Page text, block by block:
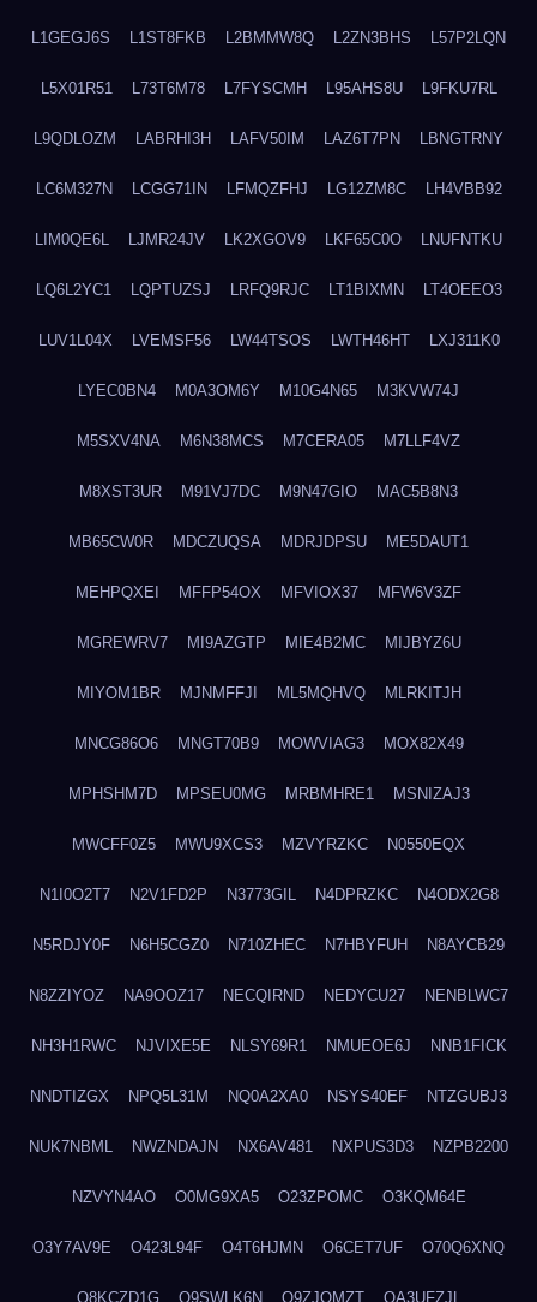
L1GEGJ6S L1ST8FKB L2BMMW8Q L2ZN3BHS L57P2LQN
L5X01R51 L73T6M78 L7FYSCMH L95AHS8U L9FKU7RL
L9QDLOZM LABRHI3H LAFV50IM LAZ6T7PN LBNGTRNY
LC6M327N LCGG71IN LFMQZFHJ LG12ZM8C LH4VBB92
LIM0QE6L LJMR24JV LK2XGOV9 LKF65C0O LNUFNTKU
LQ6L2YC1 LQPTUZSJ LRFQ9RJC LT1BIXMN LT4OEEO3
LUV1L04X LVEMSF56 LW44TSOS LWTH46HT LXJ311K0
LYEC0BN4 M0A3OM6Y M10G4N65 M3KVW74J
M5SXV4NA M6N38MCS M7CERA05 M7LLF4VZ
M8XST3UR M91VJ7DC M9N47GIO MAC5B8N3
MB65CW0R MDCZUQSA MDRJDPSU ME5DAUT1
MEHPQXEI MFFP54OX MFVIOX37 MFW6V3ZF
MGREWRV7 MI9AZGTP MIE4B2MC MIJBYZ6U
MIYOM1BR MJNMFFJI ML5MQHVQ MLRKITJH
MNCG86O6 MNGT70B9 MOWVIAG3 MOX82X49
MPHSHM7D MPSEU0MG MRBMHRE1 MSNIZAJ3
MWCFF0Z5 MWU9XCS3 MZVYRZKC N0550EQX
N1I0O2T7 N2V1FD2P N3773GIL N4DPRZKC N4ODX2G8
N5RDJY0F N6H5CGZ0 N710ZHEC N7HBYFUH N8AYCB29
N8ZZIYOZ NA9OOZ17 NECQIRND NEDYCU27 NENBLWC7
NH3H1RWC NJVIXE5E NLSY69R1 NMUEOE6J NNB1FICK
NNDTIZGX NPQ5L31M NQ0A2XA0 NSYS40EF NTZGUBJ3
NUK7NBML NWZNDAJN NX6AV481 NXPUS3D3 NZPB2200
NZVYN4AO O0MG9XA5 O23ZPOMC O3KQM64E
O3Y7AV9E O423L94F O4T6HJMN O6CET7UF O70Q6XNQ
O8KCZD1G O9SWLK6N O9ZJOMZT OA3UFZJL